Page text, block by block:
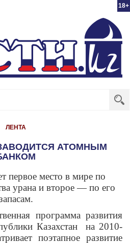
18+
ЛЕНТА
АТОМНЫМ
первое место в мире по
урана и второе — по его
запасам.
программа развития
Казахстан
на 2010-
поэтапное развитие